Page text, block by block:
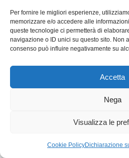
Per fornire le migliori esperienze,
memorizzare e/o accedere alle
queste tecnologie ci permetterà di
navigazione o ID unici su questo sito. Non
consenso può influire negativamente su
Accetta
Nega
Visualizza le
Cookie PolicyDichiarazione